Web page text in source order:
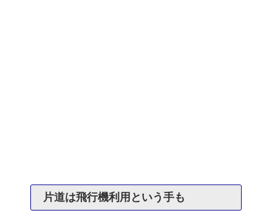
片道は飛行機利用という手も